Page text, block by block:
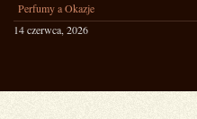
Perfumy a Okazje
14 czerwca, 2026